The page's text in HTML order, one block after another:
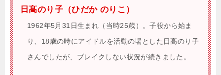
日髙のり子（ひだか のりこ）
1962年5月31日生まれ（当時25歳）。子役から始ま
り、18歳の時にアイドルを活動の場とした日髙のり子
さんでしたが、ブレイクしない状況が続きました。